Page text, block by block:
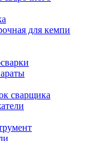
для кемпи
сварщика